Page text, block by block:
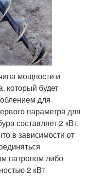
мощности и
который будет
для
параметра для
составляет 2 кВт.
в зависимости от
патроном либо
2 кВт